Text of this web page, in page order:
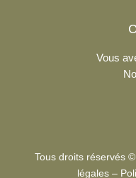
Vous
Tous droits réservés ©
légales –